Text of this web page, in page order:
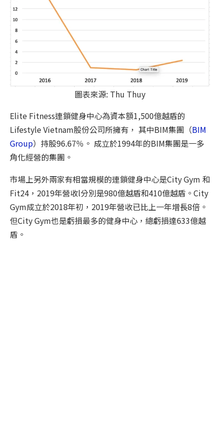
圖表來源: Thu Thuy
Elite Fitness連鎖健身中心為資本額1,500億越盾的
Lifestyle Vietnam股份公司所擁有， 其中BIM集團（BIM
Group）持股96.67％。 成立於1994年的BIM集團是一多
角化經營的集團。
市場上另外兩家有相當規模的連鎖健身中心是City Gym 和
Fit24，2019年營收l分別是980億越盾和410億越盾。City
Gym成立於2018年初，2019年營收已比上一年增長8倍。
但City Gym也是虧損最多的健身中心，總虧損達633億越
盾。